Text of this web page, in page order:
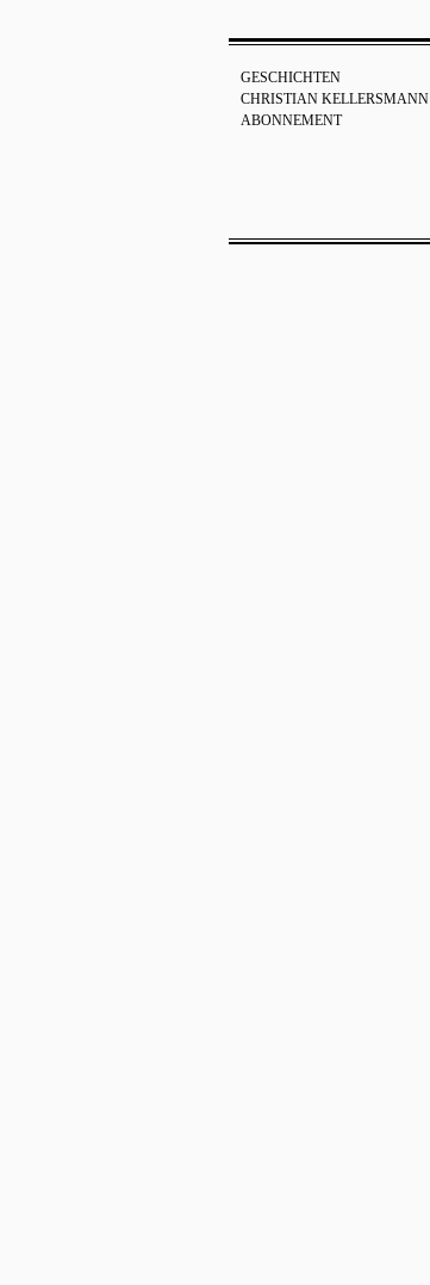
GESCHICHTEN
CHRISTIAN KELLERSMANN
ABONNEMENT